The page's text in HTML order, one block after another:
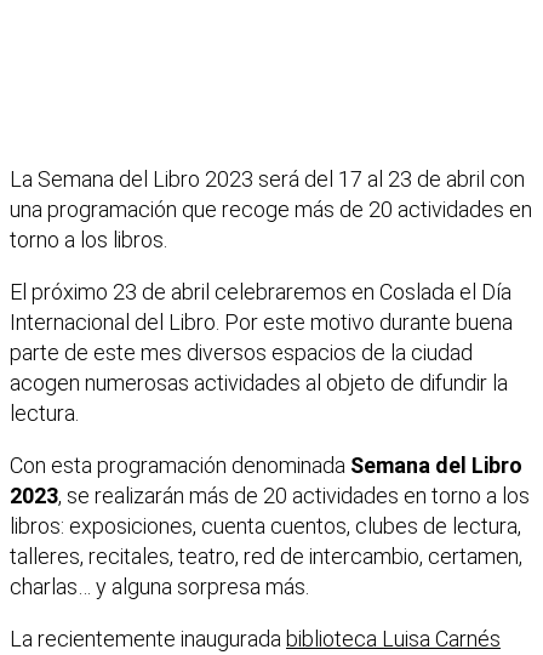
La Semana del Libro 2023 será del 17 al 23 de abril con
una programación que recoge más de 20 actividades en
torno a los libros.
El próximo 23 de abril celebraremos en Coslada el Día
Internacional del Libro. Por este motivo durante buena
parte de este mes diversos espacios de la ciudad
acogen numerosas actividades al objeto de difundir la
lectura.
Con esta programación denominada Semana del Libro
2023, se realizarán más de 20 actividades en torno a los
libros: exposiciones, cuenta cuentos, clubes de lectura,
talleres, recitales, teatro, red de intercambio, certamen,
charlas… y alguna sorpresa más.
La recientemente inaugurada biblioteca Luisa Carnés